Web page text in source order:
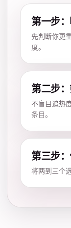
第一步
先判断你更
度。
第二步
不盲目追热
条目。
第三步
将两到三个